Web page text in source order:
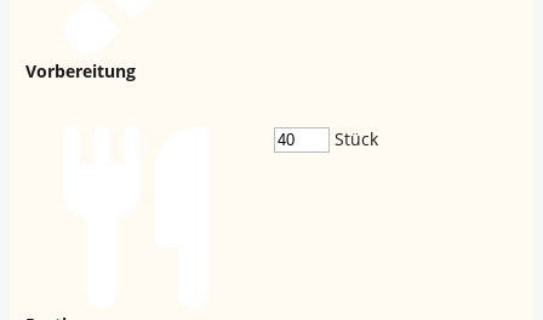
Vorbereitung
Stück